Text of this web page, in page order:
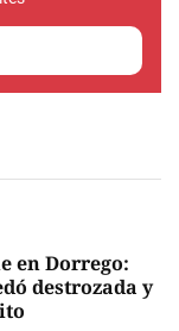
en Dorrego:
destrozada y